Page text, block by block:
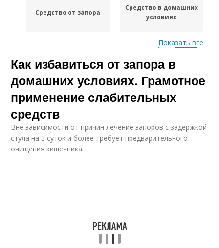
Средство от запора
Средство в домашних
условиях
Народные средства Средства от запора
Показать все
Как избавиться от запора в
домашних условиях. Грамотное
применение слабительных
средств
Вне зависимости от причин лечение запоров с задержкой
стула на 3 суток и более требует предварительного
очищения кишечника.